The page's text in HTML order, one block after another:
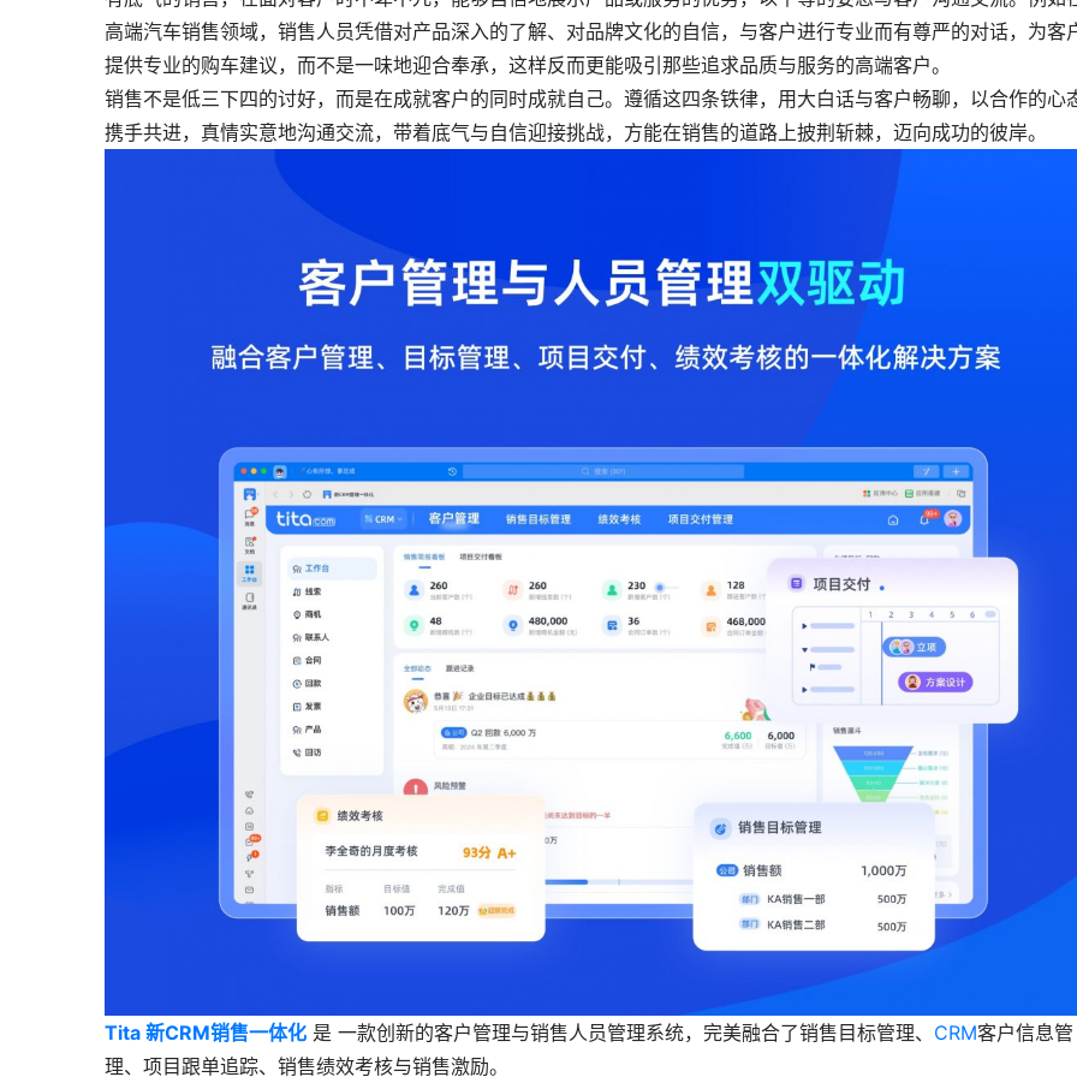
高端汽车销售领域，销售人员凭借对产品深入的了解、对品牌文化的自信，与客户进行专业而有尊严的对话，为客
提供专业的购车建议，而不是一味地迎合奉承，这样反而更能吸引那些追求品质与服务的高端客户。
销售不是低三下四的讨好，而是在成就客户的同时成就自己。遵循这四条铁律，用大白话与客户畅聊，以合作的心
携手共进，真情实意地沟通交流，带着底气与自信迎接挑战，方能在销售的道路上披荆斩棘，迈向成功的彼岸。
Tita 新CRM销售一体化 是 一款创新的客户管理与销售人员管理系统，完美融合了销售目标管理、 CRM客户信息管
理、项目跟单追踪、销售绩效考核与销售激励。